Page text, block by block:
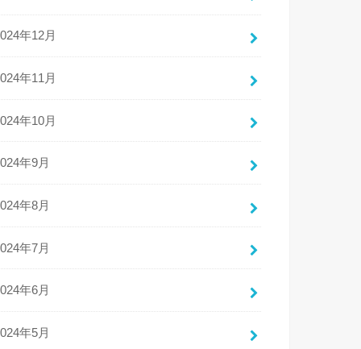
年12月
年11月
年10月
年9月
年8月
年7月
年6月
年5月